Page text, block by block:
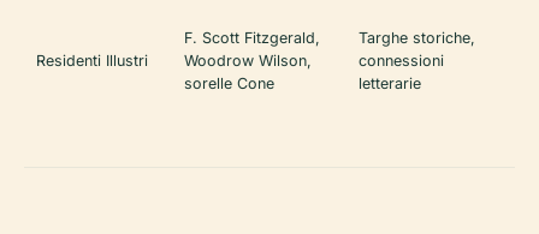
Residenti Illustri
F. Scott Fitzgerald,
Woodrow Wilson,
sorelle Cone
Targhe storiche,
connessioni
letterarie